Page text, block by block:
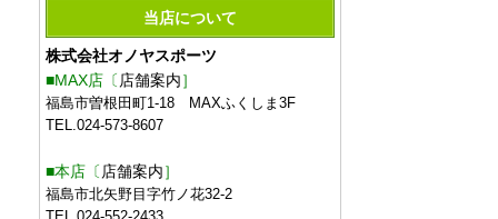
当店について
株式会社オノヤスポーツ
■MAX店〔 店舗案内］
福島市曽根田町1-18 MAXふくしま3F
TEL.024-573-8607
■本店〔 店舗案内］
福島市北矢野目字竹ノ花32-2